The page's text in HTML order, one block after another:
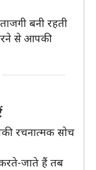
बनी रहती
से आपकी
रचनात्मक सोच
करते-जाते हैं तब